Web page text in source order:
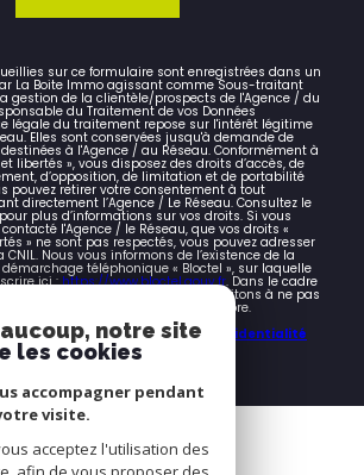
sur ce formulaire sont enregistrées dans un
La Boite Immo agissant comme Sous-traitant
gestion de la clientèle/prospects de l'Agence / du
du Traitement de vos Données
légale du traitement repose sur l'intérêt légitime
Elles sont conservées jusqu'à demande de
à l'Agence / au Réseau. Conformément à
libertés », vous disposez des droits d’accès, de
d’opposition, de limitation et de portabilité
pouvez retirer votre consentement à tout
directement l’Agence / Le Réseau. Consultez le
pour plus d’informations sur vos droits. Si vous
l'Agence / le Réseau, que vos droits «
» ne sont pas respectés, vous pouvez adresser
Nous vous informons de l’existence de la
téléphonique « Bloctel », sur laquelle
ici :https://www.bloctel.gouv.fr. Dans le cadre
Données personnelles, nous vous invitons à ne pas
sensibles dans le champ de saisie libre.
reCAPTCHA, lesPolitiques de Confidentialité
de Google s'appliquent.
PROPRIÉTAIRE
notre site
les cookies
accompagner pendant
visite.
acceptez l'utilisation des